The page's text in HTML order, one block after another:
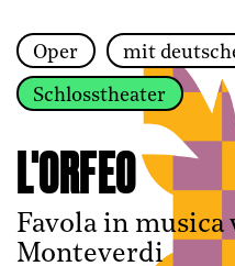
Zur Hauptnavigation
Zum Hauptinhalt
Oper mit
Schlosstheater
L'ORFEO
Favola in musica
Monteverdi